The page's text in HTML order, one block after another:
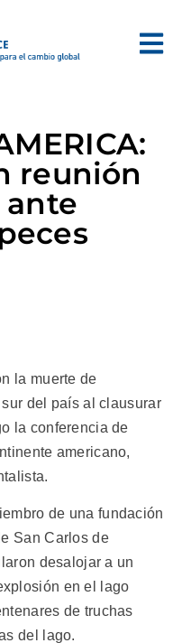
reunión
la muerte de
del país al clausurar
la conferencia de
americano,
de una fundación
San Carlos de
desalojar a un
en el lago
de truchas
del lago.